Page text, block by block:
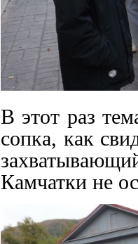
В этот раз
сопка, как
Камчатки не